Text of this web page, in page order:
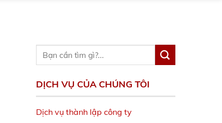
DỊCH VỤ CỦA CHÚNG TÔI
Dịch vụ thành lập công ty